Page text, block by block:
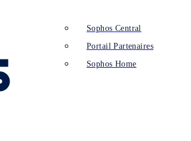
Sophos Central
Portail Partenaires
Sophos Home